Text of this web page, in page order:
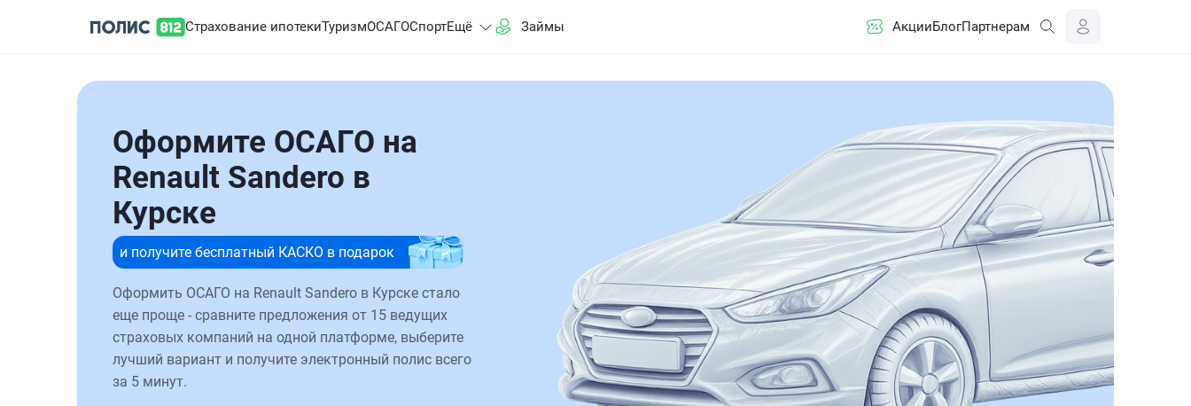
Страхование ипотекиТуризмОСАГОСпортЕщё Займы АкцииБлогПартнерам
Оформите ОСАГО на
Renault Sandero в
Курске
и получите бесплатный КАСКО в подарок
Оформить ОСАГО на Renault Sandero в Курске стало
еще проще - сравните предложения от 15 ведущих
страховых компаний на одной платформе, выберите
лучший вариант и получите электронный полис всего
за 5 минут.